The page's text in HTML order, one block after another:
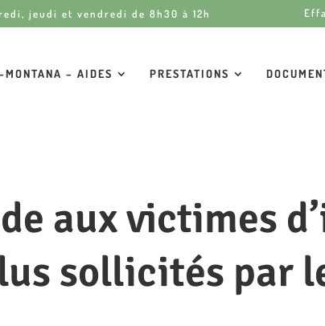
jeudi et vendredi de 8h30 à 12h
MONTANA – AIDES PRESTATIONS
aux victimes
sollicités par